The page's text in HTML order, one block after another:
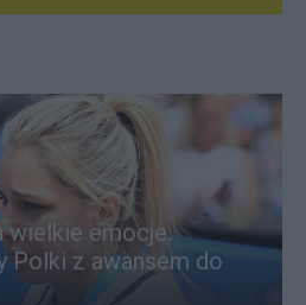
wielkie emocje.
Polki z awansem do